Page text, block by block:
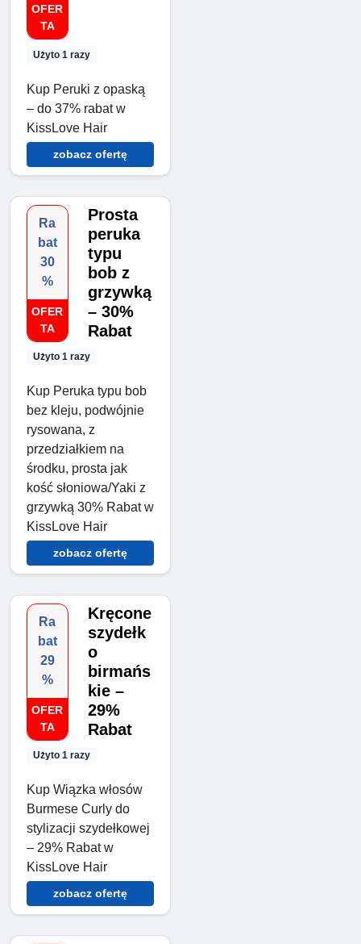
OFER
TA
Użyto 1 razy
Kup Peruki z opaską
– do 37% rabat w
KissLove Hair
zobacz ofertę
Ra
bat
30
%
OFER
TA
Użyto 1 razy
Prosta
peruka
typu
bob z
grzywką
– 30%
Rabat
Kup Peruka typu bob
bez kleju, podwójnie
rysowana, z
przedziałkiem na
środku, prosta jak
kość słoniowa/Yaki z
grzywką 30% Rabat w
KissLove Hair
zobacz ofertę
Ra
bat
29
%
OFER
TA
Użyto 1 razy
Kręcone
szydełk
o
birmańs
kie –
29%
Rabat
Kup Wiązka włosów
Burmese Curly do
stylizacji szydełkowej
– 29% Rabat w
KissLove Hair
zobacz ofertę